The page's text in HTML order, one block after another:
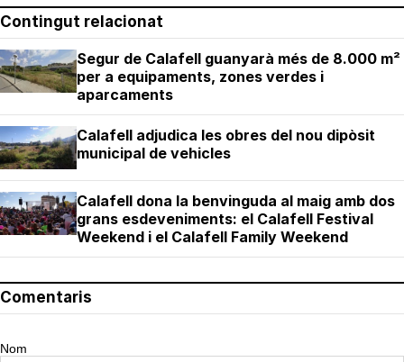
Contingut relacionat
Segur de Calafell guanyarà més de 8.000 m²
per a equipaments, zones verdes i
aparcaments
Calafell adjudica les obres del nou dipòsit
municipal de vehicles
Calafell dona la benvinguda al maig amb dos
grans esdeveniments: el Calafell Festival
Weekend i el Calafell Family Weekend
Comentaris
Nom